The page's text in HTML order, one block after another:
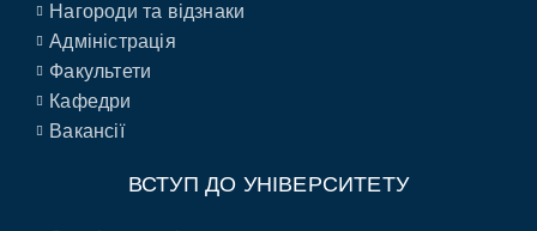
Нагороди та відзнаки
Адміністрація
Факультети
Кафедри
Вакансії
ВСТУП ДО УНІВЕРСИТЕТУ